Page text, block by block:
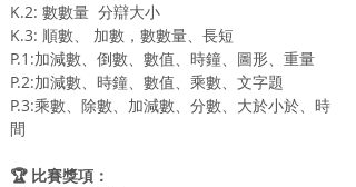
K.2: 數數量  分辯大小
K.3: 順數、 加數，數數量、長短
P.1:加減數、倒數、數值、時鐘、圖形、重量
P.2:加減數、時鐘、數值、乘數、文字題
P.3:乘數、除數、加減數、分數、大於小於、時
間
🏆 比賽獎項：